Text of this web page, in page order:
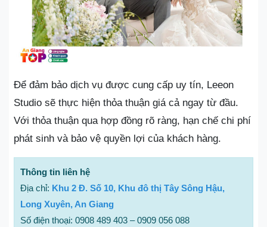
Để đảm bảo dịch vụ được cung cấp uy tín, Leeon
Studio sẽ thực hiện thỏa thuận giá cả ngay từ đầu.
Với thỏa thuận qua hợp đồng rõ ràng, hạn chế chi phí
phát sinh và bảo vệ quyền lợi của khách hàng.
Thông tin liên hệ
Địa chỉ: Khu 2 Đ. Số 10, Khu đô thị Tây Sông Hậu,
Long Xuyên, An Giang
Số điện thoại: 0908 489 403 – 0909 056 088